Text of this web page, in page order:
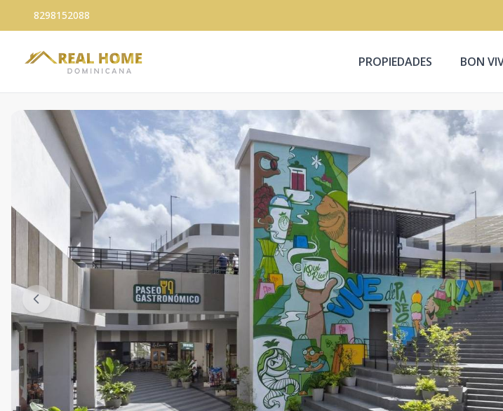
8298152088
PROPIEDADES BON